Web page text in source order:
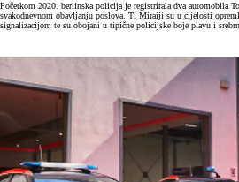
Početkom 2020. berlinska policija je registrirala dva automobila
svakodnevnom obavljanju poslova. Ti Miraiji su u cijelosti
signalizacijom te su obojani u tipične policijske boje plavu i